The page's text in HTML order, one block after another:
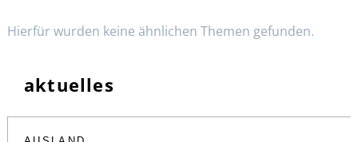
Hierfür wurden keine ähnlichen Themen gefunden.
aktuelles